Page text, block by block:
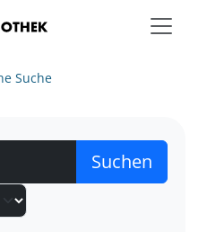
Suche